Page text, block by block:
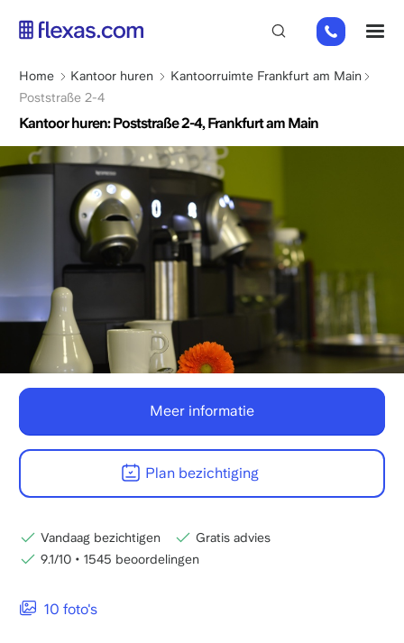
inhoud
gaan
+49
151
26184223
Kruimelpad
Home Kantoor huren
Kantoorruimte Frankfurt am Main
Poststraße 2-4
Kantoor huren: Poststraße 2-4, Frankfurt am Main
10 foto's
Meer informatie
Plan bezichtiging
Vandaag bezichtigen
Gratis advies
9.1/10 • 1545 beoordelingen